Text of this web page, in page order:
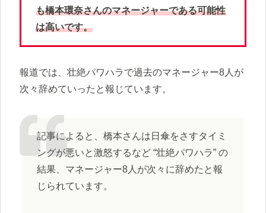
も橋本環奈さんのマネージャーである可能性
は高いです。
報道では、壮絶パワハラで過去のマネージャー8人が
次々辞めていったと報じています。
記事によると、橋本さんは日傘をさすタイミ
ングが悪いと激怒するなど “壮絶パワハラ” の
結果、マネージャー8人が次々に辞めたと報
じられています。